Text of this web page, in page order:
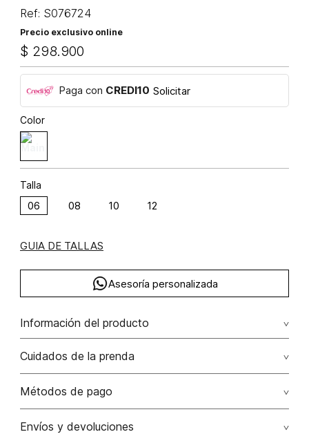
Ref: S076724
Precio exclusivo online
$ 298.900
Paga con CREDI10 Solicitar
Color
Talla
06 08 10 12
GUIA DE TALLAS
Asesoría personalizada
Información del producto
F36-denim animal escocia (np) algodón 100% 100.00%
algodón/cotton
Cuidados de la prenda
Lavar con colores similares. no secar en máquina. los
Métodos de pago
Tarjetas de crédito: Visa, Dinners, Master Card y American
Envíos y devoluciones